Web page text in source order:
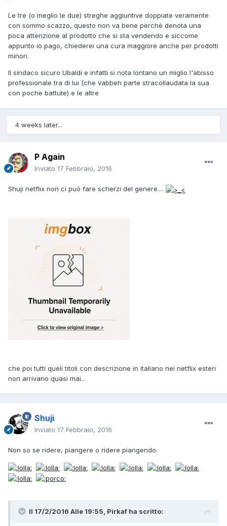
Le tre (o meglio le due) streghe aggiuntive doppiate veramente
con sommo scazzo, questo non va bene perchè denota una
poca attenzione al prodotto che si sta vendendo e siccome
appunto io pago, chiederei una cura maggiore anche per prodotti
minori.
Il sindaco sicuro Ubaldi e infatti si nota lontano un miglio l'abisso
professionale tra di lui (che vabbeh parte stracollaudata la sua
con poche battute) e le altre
4 weeks later...
P Again
Inviato 17 Febbraio, 2016
Shuji netflix non ci può fare scherzi del genere....
che poi tutti queli titoli con descrizione in italiano nei netflix esteri
non arrivano quasi mai...
Shuji
Inviato 17 Febbraio, 2016
Non so se ridere, piangere o ridere piangendo.
Il 17/2/2016 Alle 19:55, Pirkaf ha scritto: